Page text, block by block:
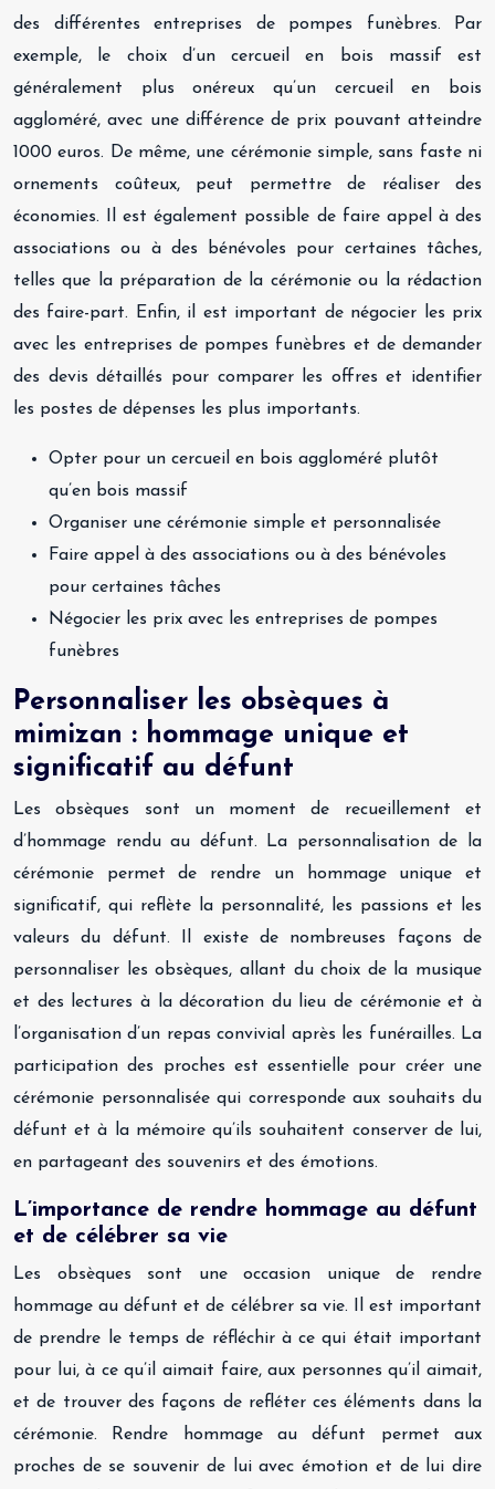
des différentes entreprises de pompes funèbres. Par
exemple, le choix d’un cercueil en bois massif est
généralement plus onéreux qu’un cercueil en bois
aggloméré, avec une différence de prix pouvant atteindre
1000 euros. De même, une cérémonie simple, sans faste ni
ornements coûteux, peut permettre de réaliser des
économies. Il est également possible de faire appel à des
associations ou à des bénévoles pour certaines tâches,
telles que la préparation de la cérémonie ou la rédaction
des faire-part. Enfin, il est important de négocier les prix
avec les entreprises de pompes funèbres et de demander
des devis détaillés pour comparer les offres et identifier
les postes de dépenses les plus importants.
Opter pour un cercueil en bois aggloméré plutôt
qu’en bois massif
Organiser une cérémonie simple et personnalisée
Faire appel à des associations ou à des bénévoles
pour certaines tâches
Négocier les prix avec les entreprises de pompes
funèbres
Personnaliser les obsèques à
mimizan : hommage unique et
significatif au défunt
Les obsèques sont un moment de recueillement et
d’hommage rendu au défunt. La personnalisation de la
cérémonie permet de rendre un hommage unique et
significatif, qui reflète la personnalité, les passions et les
valeurs du défunt. Il existe de nombreuses façons de
personnaliser les obsèques, allant du choix de la musique
et des lectures à la décoration du lieu de cérémonie et à
l’organisation d’un repas convivial après les funérailles. La
participation des proches est essentielle pour créer une
cérémonie personnalisée qui corresponde aux souhaits du
défunt et à la mémoire qu’ils souhaitent conserver de lui,
en partageant des souvenirs et des émotions.
L’importance de rendre hommage au défunt
et de célébrer sa vie
Les obsèques sont une occasion unique de rendre
hommage au défunt et de célébrer sa vie. Il est important
de prendre le temps de réfléchir à ce qui était important
pour lui, à ce qu’il aimait faire, aux personnes qu’il aimait,
et de trouver des façons de refléter ces éléments dans la
cérémonie. Rendre hommage au défunt permet aux
proches de se souvenir de lui avec émotion et de lui dire